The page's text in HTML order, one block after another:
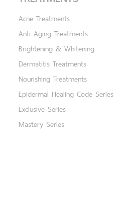
Acne Treatments
Anti Aging Treatments
Brightening & Whitening
Dermatitis Treatments
Nourishing Treatments
Epidermal Healing Code Series
Exclusive Series
Mastery Series